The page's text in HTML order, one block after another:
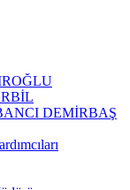
DEMİRBAŞ